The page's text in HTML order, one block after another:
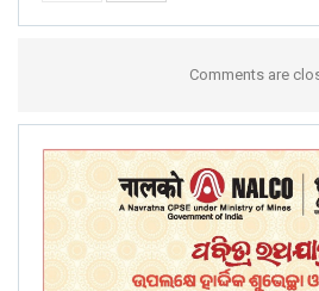
Comments are